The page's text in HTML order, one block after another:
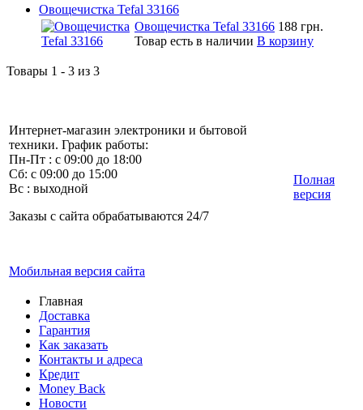
Овощечистка Tefal 33166
Овощечистка Tefal 33166 188 грн.
Товар есть в наличии В корзину
Товары 1 - 3 из 3
Интернет-магазин электроники и бытовой
техники. График работы:
Пн-Пт : с 09:00 до 18:00
Сб: с 09:00 до 15:00
Вс : выходной
Заказы с сайта обрабатываются 24/7
Мобильная версия сайта
Полная
версия
Главная
Доставка
Гарантия
Как заказать
Контакты и адреса
Кредит
Money Back
Новости